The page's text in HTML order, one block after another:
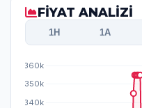
FİYAT ANALİZİ
1H 1A